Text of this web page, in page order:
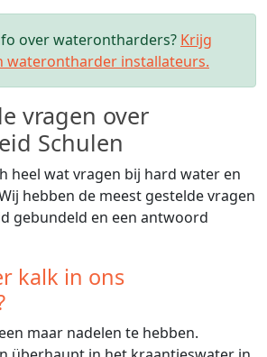
over waterontharders? Krijg
waterontharder installateurs.
vragen over
Schulen
heel wat vragen bij hard water en
hebben de meest gestelde vragen
gebundeld en een antwoord
kalk in ons
maar nadelen te hebben.